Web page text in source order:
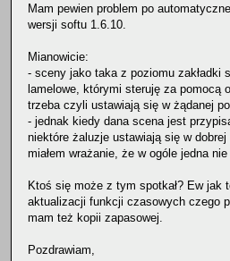
Mam pewien problem po
wersji softu 1.6.10.
Mianowicie:
- sceny jako taka z poziomu zakładki
lamelowe, którymi steruję za pomocą
trzeba czyli ustawiają się w żądanej
- jednak kiedy dana scena jest
niektóre żaluzje ustawiają się w
miałem wrażanie, że w ogóle jedna nie
Ktoś się może z tym spotkał? Ew jak
aktualizacji funkcji czasowych czego
mam też kopii zapasowej.
Pozdrawiam,